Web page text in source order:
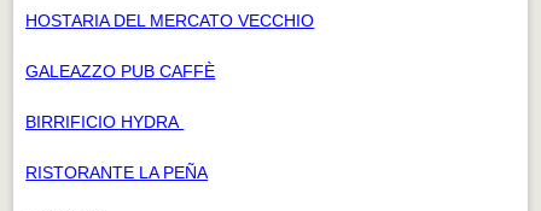
HOSTARIA DEL MERCATO VECCHIO
GALEAZZO PUB CAFFÈ
BIRRIFICIO HYDRA
RISTORANTE LA PEÑA